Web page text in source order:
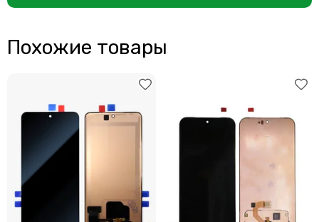
Похожие товары